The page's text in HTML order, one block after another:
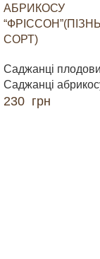
АБРИКОСУ
СОРТ)
Саджанці
Саджанці
230 грн